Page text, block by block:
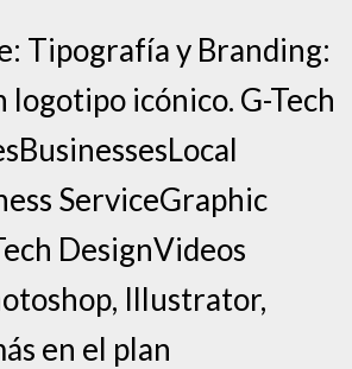
Tipografía y Branding:
logotipo icónico. G-Tech
ServiceGraphic
DesignVideos
Illustrator,
en el plan